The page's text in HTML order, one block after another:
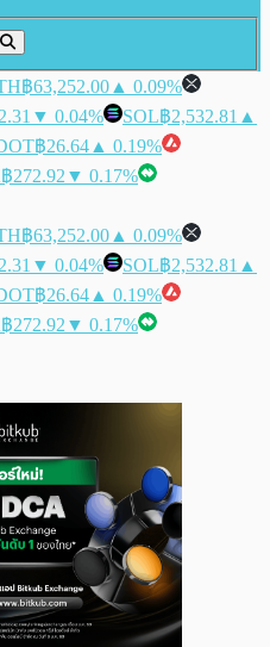
฿63,252.00 ▲ 0.09%
▼ 0.04% SOL฿2,532.81 ▲
฿26.64 ▲ 0.19%
฿272.92 ▼ 0.17%
฿63,252.00 ▲ 0.09%
▼ 0.04% SOL฿2,532.81 ▲
฿26.64 ▲ 0.19%
฿272.92 ▼ 0.17%